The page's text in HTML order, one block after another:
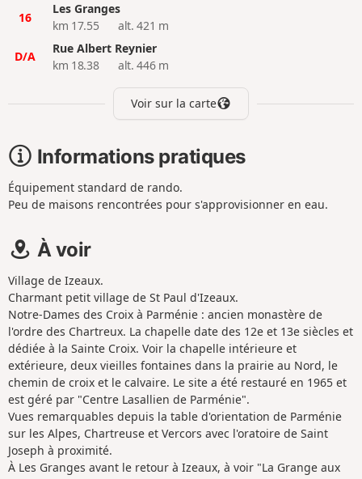
16
Les Granges
km 17.55
alt. 421 m
D/A
Rue Albert Reynier
km 18.38
alt. 446 m
Voir sur la carte
Informations pratiques
Équipement standard de rando.
Peu de maisons rencontrées pour s'approvisionner en eau.
À voir
Village de Izeaux.
Charmant petit village de St Paul d'Izeaux.
Notre-Dames des Croix à Parménie : ancien monastère de
l'ordre des Chartreux. La chapelle date des 12e et 13e siècles et
dédiée à la Sainte Croix. Voir la chapelle intérieure et
extérieure, deux vieilles fontaines dans la prairie au Nord, le
chemin de croix et le calvaire. Le site a été restauré en 1965 et
est géré par "Centre Lasallien de Parménie".
Vues remarquables depuis la table d'orientation de Parménie
sur les Alpes, Chartreuse et Vercors avec l'oratoire de Saint
Joseph à proximité.
À Les Granges avant le retour à Izeaux, à voir "La Grange aux